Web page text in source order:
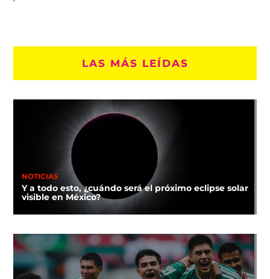
LAS MÁS LEÍDAS
NOTICIAS
Y a todo esto, ¿cuándo será el próximo eclipse solar
visible en México?